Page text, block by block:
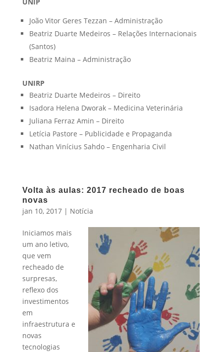
João Vitor Geres Tezzan – Administração
Beatriz Duarte Medeiros – Relações Internacionais
(Santos)
Beatriz Maina – Administração
UNIRP
Beatriz Duarte Medeiros – Direito
Isadora Helena Dworak – Medicina Veterinária
Juliana Ferraz Amin – Direito
Letícia Pastore – Publicidade e Propaganda
Nathan Vinícius Sahdo – Engenharia Civil
Volta às aulas: 2017 recheado de boas
novas
jan 10, 2017| Notícia
Iniciamos mais
um ano letivo,
que vem
recheado de
surpresas,
reflexo dos
investimentos
em
infraestrutura e
novas
tecnologias